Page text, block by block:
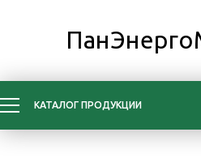
КАТАЛОГ ПРОДУКЦИИ